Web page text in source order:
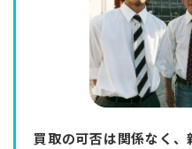
買取の可否は関係なく、